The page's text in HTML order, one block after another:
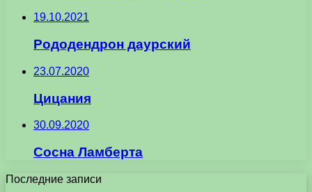
19.10.2021
Рододендрон даурский
23.07.2020
Цицания
30.09.2020
Сосна Ламберта
Последние записи